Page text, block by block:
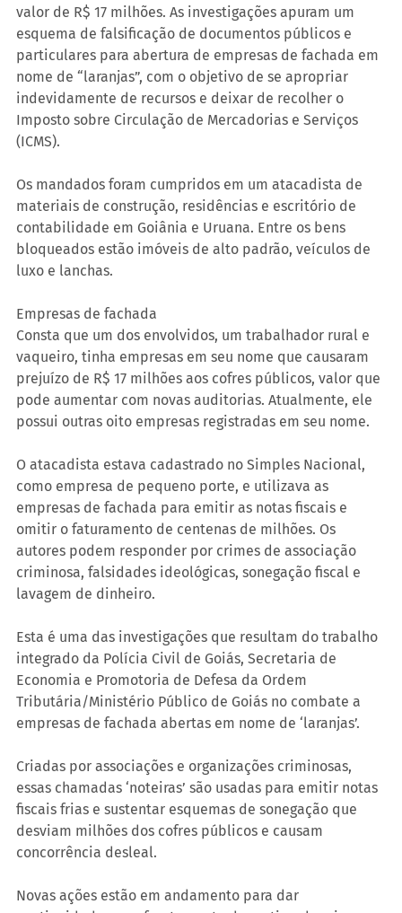
valor de R$ 17 milhões. As investigações apuram um
esquema de falsificação de documentos públicos e
particulares para abertura de empresas de fachada em
nome de “laranjas”, com o objetivo de se apropriar
indevidamente de recursos e deixar de recolher o
Imposto sobre Circulação de Mercadorias e Serviços
(ICMS).
Os mandados foram cumpridos em um atacadista de
materiais de construção, residências e escritório de
contabilidade em Goiânia e Uruana. Entre os bens
bloqueados estão imóveis de alto padrão, veículos de
luxo e lanchas.
Empresas de fachada
Consta que um dos envolvidos, um trabalhador rural e
vaqueiro, tinha empresas em seu nome que causaram
prejuízo de R$ 17 milhões aos cofres públicos, valor que
pode aumentar com novas auditorias. Atualmente, ele
possui outras oito empresas registradas em seu nome.
O atacadista estava cadastrado no Simples Nacional,
como empresa de pequeno porte, e utilizava as
empresas de fachada para emitir as notas fiscais e
omitir o faturamento de centenas de milhões. Os
autores podem responder por crimes de associação
criminosa, falsidades ideológicas, sonegação fiscal e
lavagem de dinheiro.
Esta é uma das investigações que resultam do trabalho
integrado da Polícia Civil de Goiás, Secretaria de
Economia e Promotoria de Defesa da Ordem
Tributária/Ministério Público de Goiás no combate a
empresas de fachada abertas em nome de ‘laranjas’.
Criadas por associações e organizações criminosas,
essas chamadas ‘noteiras’ são usadas para emitir notas
fiscais frias e sustentar esquemas de sonegação que
desviam milhões dos cofres públicos e causam
concorrência desleal.
Novas ações estão em andamento para dar